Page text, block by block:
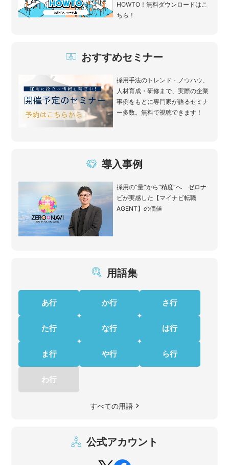
HOWTO！無料ダウンロードはこ
ちら！
おすすめセミナー
採用手法のトレンド・ノウハウ、
人材育成・研修まで、実際の企業
事例をもとに専門家が語るセミナ
ー多数。無料で視聴できます！
導入事例
採用の“量”から“精度”へ ゼロナ
ビが実感した【マイナビ転職
AGENT】の価値
用語集
あ行 か行 さ行
た行 な行 は行
ま行 や行 ら行
わ行
すべての用語
公式アカウント